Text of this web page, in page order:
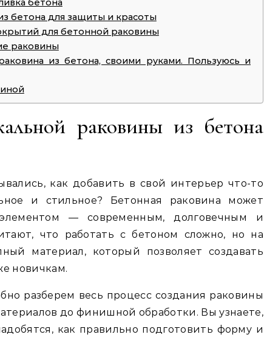
бетона
бетона для защиты и красоты
для бетонной раковины
раковины
из бетона, своими руками. Пользуюсь и
раковины из бетона
как добавить в свой интерьер что-то
и стильное? Бетонная раковина может
— современным, долговечным и
что работать с бетоном сложно, но на
материал, который позволяет создавать
новичкам.
разберем весь процесс создания раковины
до финишной обработки. Вы узнаете,
как правильно подготовить форму и